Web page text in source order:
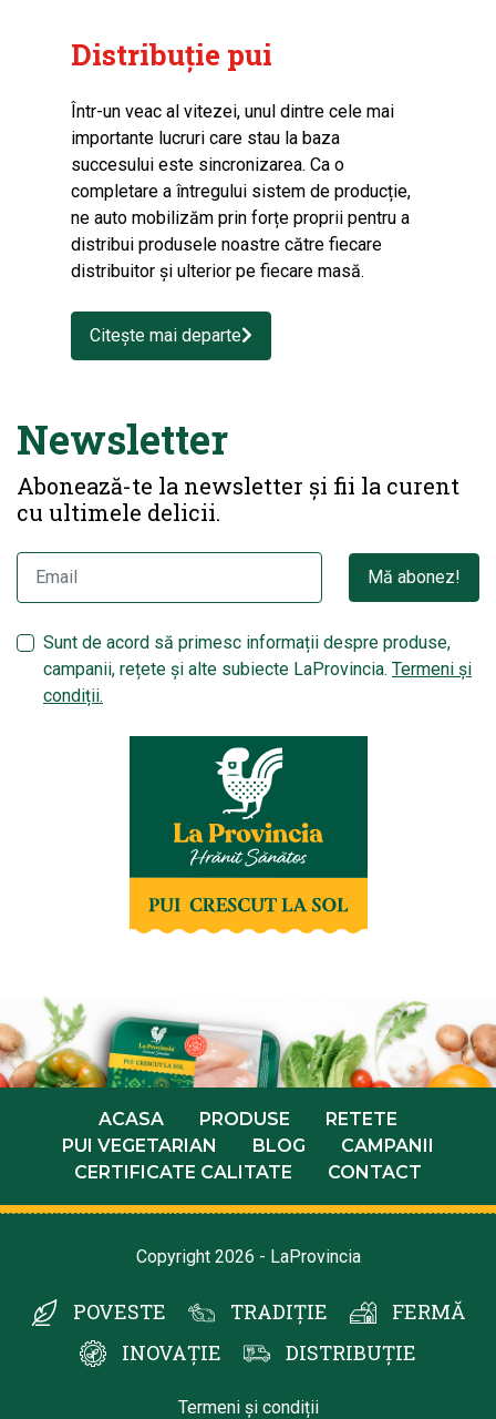
Distribuție pui
Într-un veac al vitezei, unul dintre cele mai
importante lucruri care stau la baza
succesului este sincronizarea. Ca o
completare a întregului sistem de producție,
ne auto mobilizăm prin forțe proprii pentru a
distribui produsele noastre către fiecare
distribuitor și ulterior pe fiecare masă.
Citește mai departe
Newsletter
Abonează-te la newsletter și fii la curent
cu ultimele delicii.
Mă abonez!
Sunt de acord să primesc informații despre produse,
campanii, rețete și alte subiecte LaProvincia. Termeni și
condiții.
ACASA PRODUSE
RETETE
PUI VEGETARIAN
BLOG
CAMPANII
CERTIFICATE CALITATE
CONTACT
Copyright 2026 - LaProvincia
POVESTE TRADIȚIE
FERMĂ
INOVAȚIE
DISTRIBUȚIE
Termeni și condiții